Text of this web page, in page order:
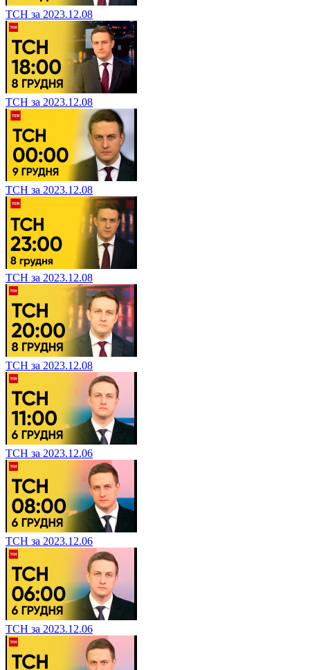
ТСН за 2023.12.08
ТСН за 2023.12.08
ТСН за 2023.12.08
ТСН за 2023.12.08
ТСН за 2023.12.08
ТСН за 2023.12.06
ТСН за 2023.12.06
ТСН за 2023.12.06